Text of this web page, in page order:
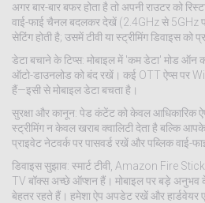
अगर बार-बार बफर होता है तो अपनी राउटर को
वाई-फाई चैनल बदलकर देखें (2.4GHz से 5GHz
सेटिंग होती है; उसमें टीवी या स्ट्रीमिंग डिवाइस को
डेटा बचाने के टिप्स: मोबाइल में 'कम डेटा' मोड ऑन
ऑटो-डाउनलोड को बंद रखें। कई OTT ऐप्स पर
हैं—इसी से मोबाइल डेटा बचता है।
सुरक्षा और कानून: पेड कंटेंट को केवल आधिकारिक
स्ट्रीमिंग न केवल खराब क्वालिटी देता है बल्कि
प्राइवेट नेटवर्क पर पासवर्ड रखें और पब्लिक वाई-
डिवाइस सुझाव: स्मार्ट टीवी, Amazon Fire
TV बॉक्स अच्छे ऑप्शन हैं। मोबाइल पर बड़े अनुभव
बेहतर रहते हैं। हमेशा ऐप अपडेट रखें और